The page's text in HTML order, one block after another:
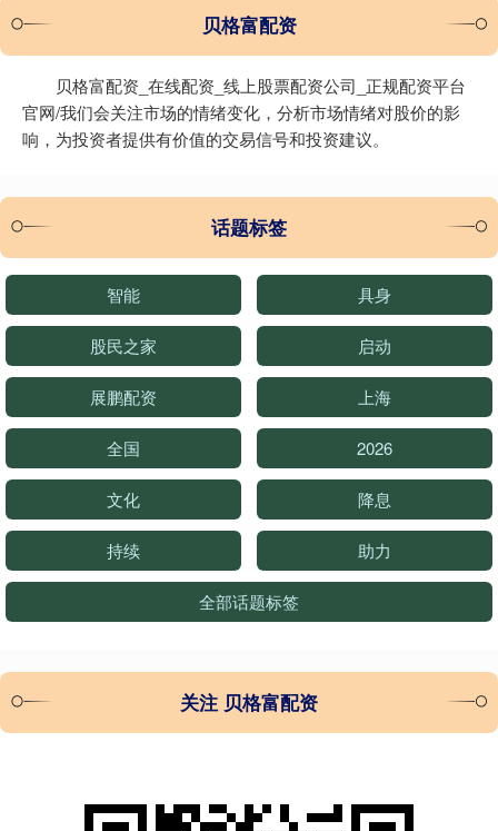
贝格富配资
贝格富配资_在线配资_线上股票配资公司_正规配资平台
官网/我们会关注市场的情绪变化，分析市场情绪对股价的影
响，为投资者提供有价值的交易信号和投资建议。
话题标签
智能 具身
股民之家 启动
展鹏配资 上海
全国 2026
文化 降息
持续 助力
全部话题标签
关注 贝格富配资